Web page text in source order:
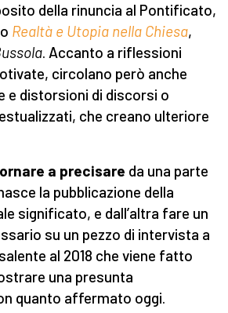
della rinuncia al Pontificato,
Realtà e Utopia nella Chiesa,
. Accanto a riflessioni
circolano però anche
e distorsioni di discorsi o
che creano ulteriore
a precisare da una parte
la pubblicazione della
significato, e dall’altra fare un
su un pezzo di intervista a
al 2018 che viene fatto
una presunta
quanto affermato oggi.